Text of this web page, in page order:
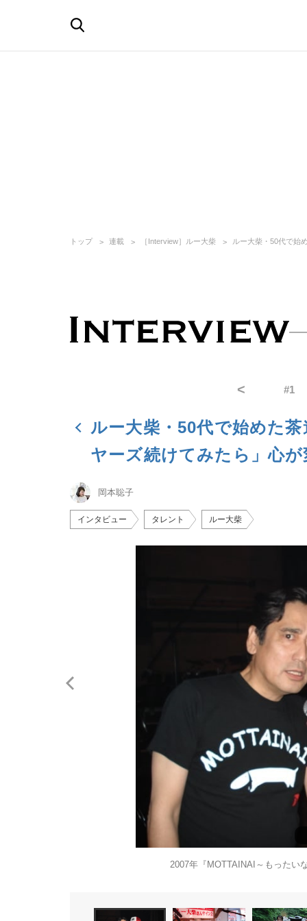
トップ 連載 ［Interview］ルー大柴 ルー大柴・50代で始
< #1
ルー大柴・50代で始めた
ヤーズ続けてみたら」心
岡本聡子
インタビュー タレント ルー大柴
2007年『MOTTAINAI～もったい